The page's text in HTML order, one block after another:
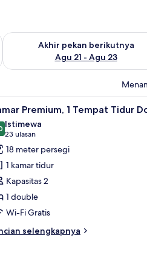
Agu 14 - Agu 16
Akhir pekan berikutnya
Agu 21 - Agu 23
Periksa ketersediaan untuk
kerja, setrika/meja setrika, dan
Kamar
9 Premium, 1 Tempat Tidur
dari 10
Istimewa
23 ulasan
(23
ulasan)
18 meter persegi
1 kamar tidur
Kapasitas 2
1 double
Wi-Fi Gratis
selengkapnya